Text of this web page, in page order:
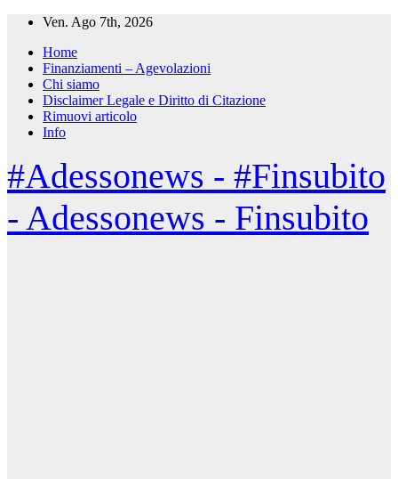
Salta
contenuto
Ven. Ago 7th, 2026
Home
Finanziamenti – Agevolazioni
Chi siamo
Disclaimer Legale e Diritto di Citazione
Rimuovi articolo
Info
#Adessonews - #Finsubito
- Adessonews - Finsubito